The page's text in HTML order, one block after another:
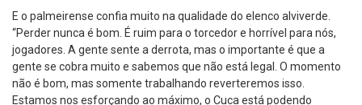
E o palmeirense confia muito na qualidade do elenco alviverde.
“Perder nunca é bom. É ruim para o torcedor e horrível para nós,
jogadores. A gente sente a derrota, mas o importante é que a
gente se cobra muito e sabemos que não está legal. O momento
não é bom, mas somente trabalhando reverteremos isso.
Estamos nos esforçando ao máximo, o Cuca está podendo